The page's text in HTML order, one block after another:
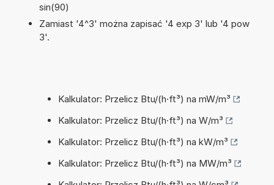
sin(90)
Zamiast '4^3' można zapisać '4 exp 3' lub '4 pow
3'.
Kalkulator: Przelicz Btu/(h·ft³) na mW/m³
Kalkulator: Przelicz Btu/(h·ft³) na W/m³
Kalkulator: Przelicz Btu/(h·ft³) na kW/m³
Kalkulator: Przelicz Btu/(h·ft³) na MW/m³